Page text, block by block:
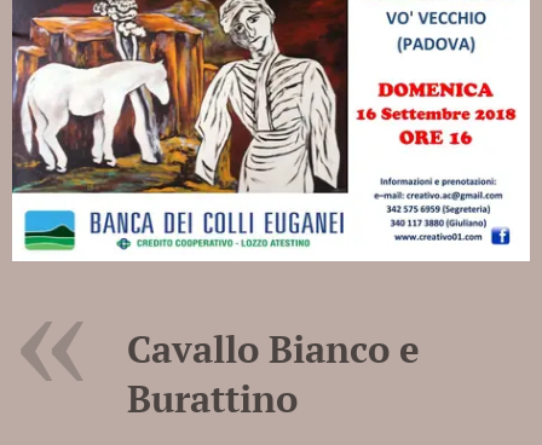
Cavallo Bianco e
Burattino